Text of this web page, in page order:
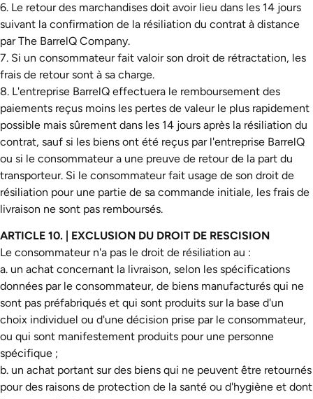
6. Le retour des marchandises doit avoir lieu dans les 14 jours
suivant la confirmation de la résiliation du contrat à distance
par The BarrelQ Company.
7. Si un consommateur fait valoir son droit de rétractation, les
frais de retour sont à sa charge.
8. L'entreprise BarrelQ effectuera le remboursement des
paiements reçus moins les pertes de valeur le plus rapidement
possible mais sûrement dans les 14 jours après la résiliation du
contrat, sauf si les biens ont été reçus par l'entreprise BarrelQ
ou si le consommateur a une preuve de retour de la part du
transporteur. Si le consommateur fait usage de son droit de
résiliation pour une partie de sa commande initiale, les frais de
livraison ne sont pas remboursés.
ARTICLE 10. | EXCLUSION DU DROIT DE RESCISION
Le consommateur n'a pas le droit de résiliation au :
a. un achat concernant la livraison, selon les spécifications
données par le consommateur, de biens manufacturés qui ne
sont pas préfabriqués et qui sont produits sur la base d'un
choix individuel ou d'une décision prise par le consommateur,
ou qui sont manifestement produits pour une personne
spécifique ;
b. un achat portant sur des biens qui ne peuvent être retournés
pour des raisons de protection de la santé ou d'hygiène et dont